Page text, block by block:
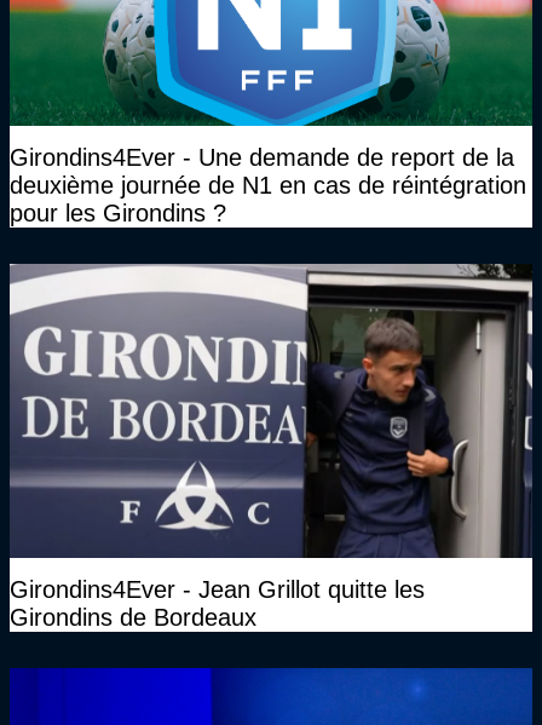
Girondins4Ever - Une demande de report de la
deuxième journée de N1 en cas de réintégration
pour les Girondins ?
Girondins4Ever - Jean Grillot quitte les
Girondins de Bordeaux